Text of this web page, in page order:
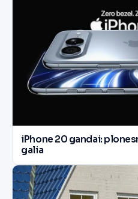
iPhone 20 gandai:
galia